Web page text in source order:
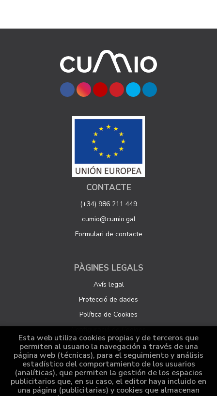
CONTACTE
(+34) 986 211 449
cumio@cumio.gal
Formulari de contacte
PÀGINES LEGALS
Avís legal
Protecció de dades
Política de Cookies
ATENCIÓ AL CLIENT
Qui som
Esta web utiliza cookies propias y de terceros que
permiten al usuario la navegación a través de una
página web (técnicas), para el seguimiento y análisis
estadístico del comportamiento de los usuarios
(analíticas), que permiten la gestión de los espacios
publicitarios que, en su caso, el editor haya incluido en
una página (publicitarias) y cookies que almacenan